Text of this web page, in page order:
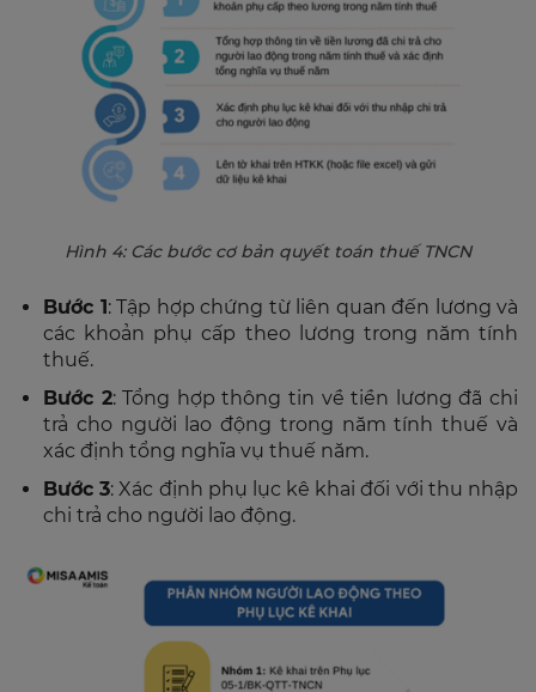
Hình 4: Các bước cơ bản quyết toán thuế TNCN
Bước 1: Tập hợp chứng từ liên quan đến lương và
các khoản phụ cấp theo lương trong năm tính
thuế.
Bước 2: Tổng hợp thông tin về tiền lương đã chi
trả cho người lao động trong năm tính thuế và
xác định tổng nghĩa vụ thuế năm.
Bước 3: Xác định phụ lục kê khai đối với thu nhập
chi trả cho người lao động.